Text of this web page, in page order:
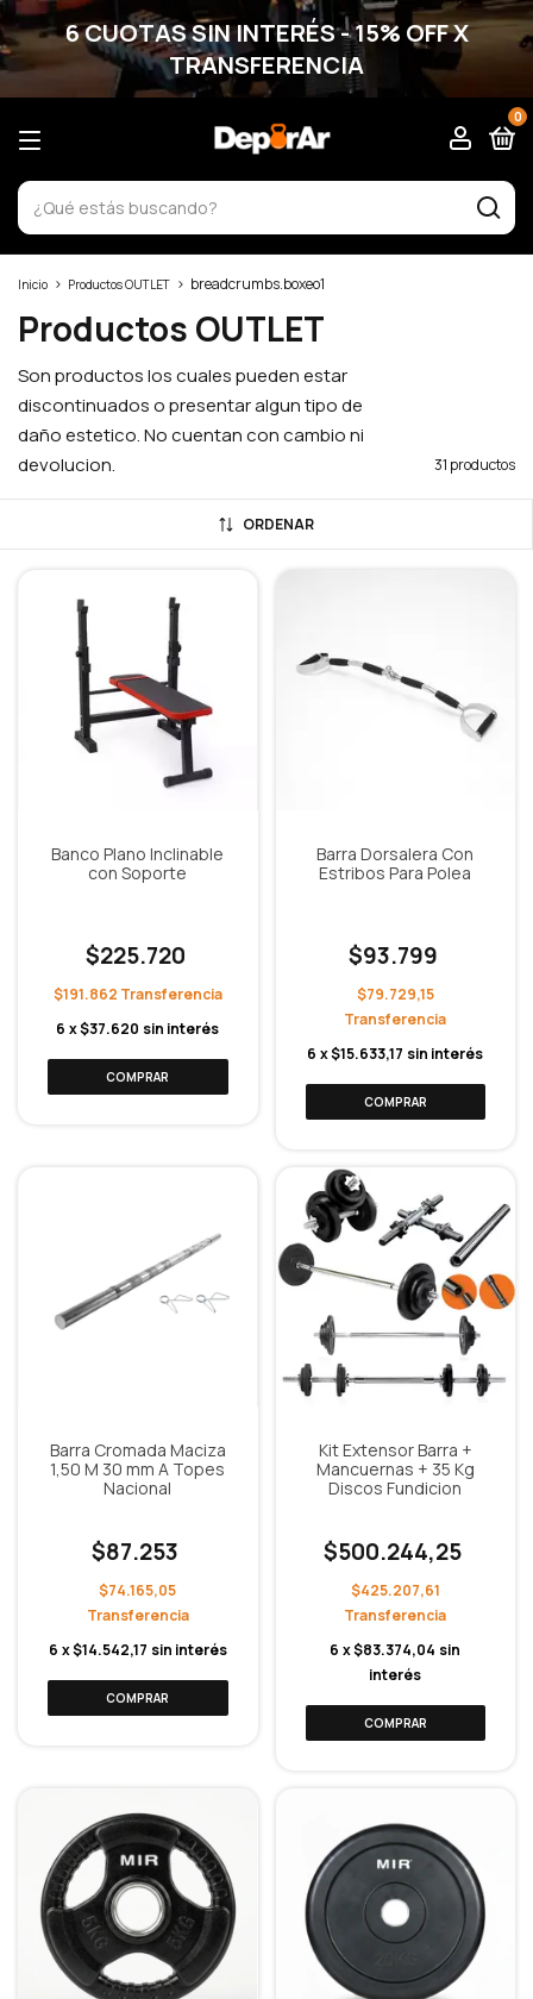
6 CUOTAS SIN INTERÉS - 15% OFF X
TRANSFERENCIA
0
Inicio > Productos OUTLET > breadcrumbs.boxeo1
Productos OUTLET
Son productos los cuales pueden estar
discontinuados o presentar algun tipo de
daño estetico. No cuentan con cambio ni
devolucion.
31 productos
ORDENAR
Banco Plano Inclinable
con Soporte
$225.720
$191.862
6 x$37.620 sin interés
Barra Dorsalera Con
Estribos Para Polea
$93.799
$79.729,15
6 x$15.633,17 sin interés
Barra Cromada Maciza
1,50 M 30 mm A Topes
Nacional
$87.253
$74.165,05
6 x$14.542,17 sin interés
Kit Extensor Barra +
Mancuernas + 35 Kg
Discos Fundicion
$500.244,25
$425.207,61
6 x$83.374,04 sin
interés